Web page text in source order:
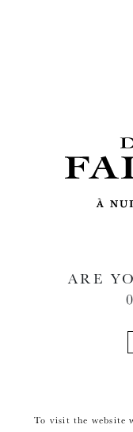
ARE
To visit the website